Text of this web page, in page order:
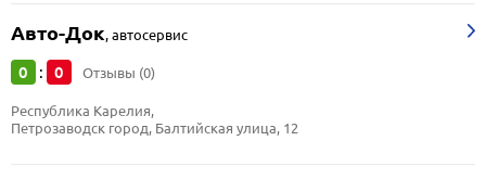
Авто-Док,автосервис
0 : 0 Отзывы (0)
Республика Карелия,
Петрозаводск город, Балтийская улица, 12